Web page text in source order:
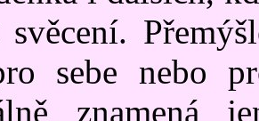
sebe nebo
znamená